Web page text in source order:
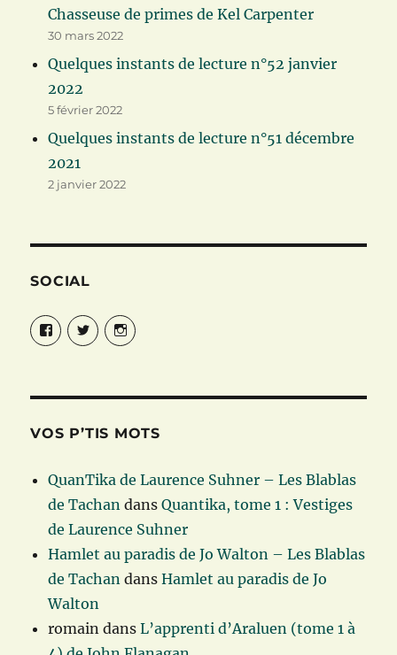
Chasseuse de primes de Kel Carpenter
30 mars 2022
Quelques instants de lecture n°52 janvier
2022
5 février 2022
Quelques instants de lecture n°51 décembre
2021
2 janvier 2022
SOCIAL
FacebookTwitterInstagram
VOS P’TIS MOTS
QuanTika de Laurence Suhner – Les Blablas
de Tachan dansQuantika, tome 1 : Vestiges
de Laurence Suhner
Hamlet au paradis de Jo Walton – Les Blablas
de Tachan dansHamlet au paradis de Jo
Walton
romain dansL’apprenti d’Araluen (tome 1 à